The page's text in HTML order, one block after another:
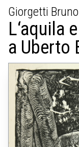
INFO
CONTATTI
DIDATTICA
SHOP
LE COLLEZIONI
GLI AUTORI
LORENZO VIANI
MOSTRE
EVENTI
PALAZZO DELLE
Giorgetti Bruno
L‘aquila
a Uberto